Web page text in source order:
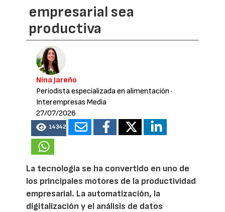
empresarial sea
productiva
Nina Jareño
Periodista especializada en alimentación ·
Interempresas Media
27/07/2026
14342
La tecnología se ha convertido en uno de
los principales motores de la productividad
empresarial. La automatización, la
digitalización y el análisis de datos